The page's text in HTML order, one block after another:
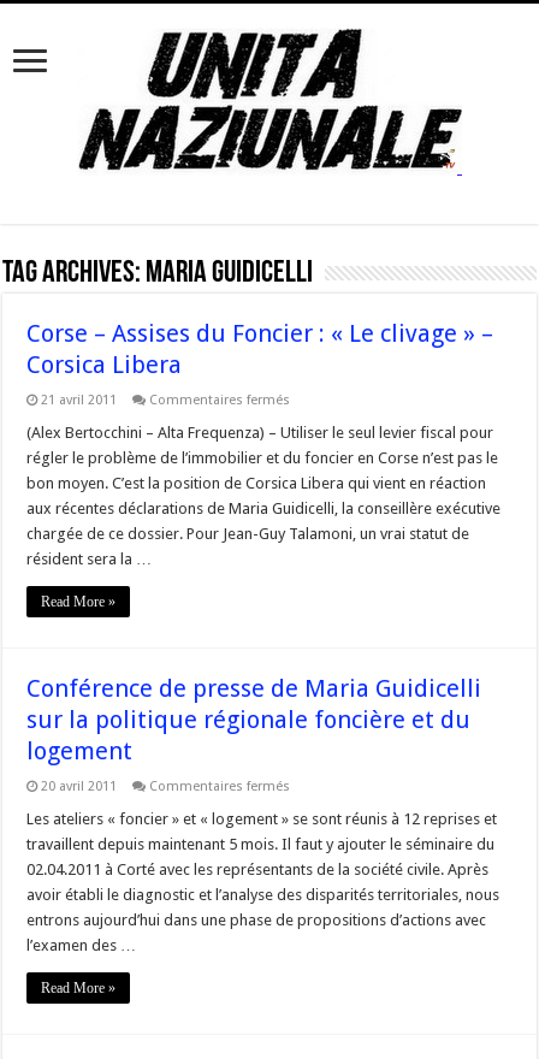
Tag Archives: Maria Guidicelli
Corse – Assises du Foncier : « Le clivage » –
Corsica Libera
21 avril 2011 Commentaires fermés
–
du
Foncier
:
« Le
clivage »
–
(Alex Bertocchini – Alta Frequenza) – Utiliser le seul levier fiscal pour
régler le problème de l’immobilier et du foncier en Corse n’est pas le
bon moyen. C’est la position de Corsica Libera qui vient en réaction
aux récentes déclarations de Maria Guidicelli, la conseillère exécutive
chargée de ce dossier. Pour Jean-Guy Talamoni, un vrai statut de
résident sera la …
Read More »
Conférence de presse de Maria Guidicelli
sur la politique régionale foncière et du
logement
20 avril 2011 Commentaires fermés
de
de
Maria
Guidicelli
sur
politique
Les ateliers « foncier » et « logement » se sont réunis à 12 reprises et
travaillent depuis maintenant 5 mois. Il faut y ajouter le séminaire du
02.04.2011 à Corté avec les représentants de la société civile. Après
avoir établi le diagnostic et l’analyse des disparités territoriales, nous
entrons aujourd’hui dans une phase de propositions d’actions avec
l’examen des …
Read More »